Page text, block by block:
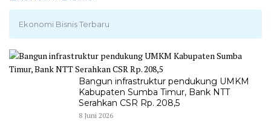
Ekonomi Bisnis Terbaru
Bangun infrastruktur pendukung UMKM
Kabupaten Sumba Timur, Bank NTT
Serahkan CSR Rp. 208,5
8 Juni 2026